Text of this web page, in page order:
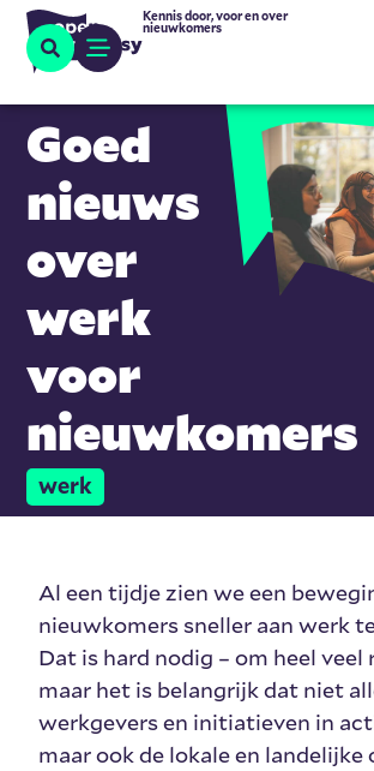
Kennis door, voor en over
nieuwkomers
Goed
nieuws
over
werk
voor
nieuwkomers
werk
Al een tijdje zien we een
nieuwkomers sneller aan werk
Dat is hard nodig – om heel veel
maar het is belangrijk dat niet
werkgevers en initiatieven in
maar ook de lokale en landelijke